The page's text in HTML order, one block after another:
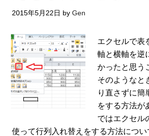
2015年5月22日 byGen
エクセルで表
軸と横軸を逆
かったと思う
そのようなと
り直さずに簡
をする方法が
ではエクセル
使って行列入れ替えをする方法につい